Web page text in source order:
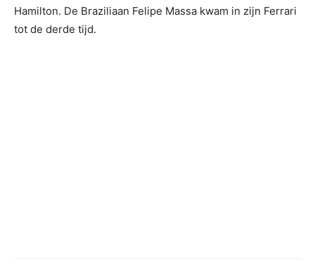
Hamilton. De Braziliaan Felipe Massa kwam in zijn Ferrari
tot de derde tijd.